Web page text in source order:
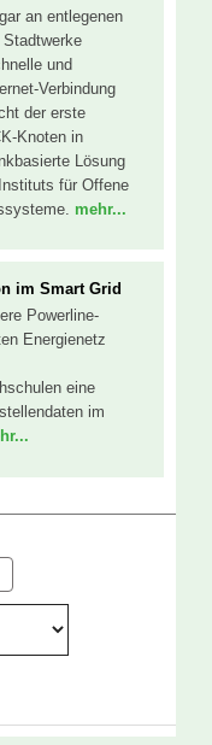
an entlegenen
und
Verbindung
der erste
Knoten in
Lösung
für Offene
mehr...
im Smart Grid
Powerline-
Energienetz
eine
im